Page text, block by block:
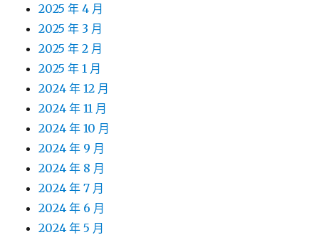
2025 年 4 月
2025 年 3 月
2025 年 2 月
2025 年 1 月
2024 年 12 月
2024 年 11 月
2024 年 10 月
2024 年 9 月
2024 年 8 月
2024 年 7 月
2024 年 6 月
2024 年 5 月